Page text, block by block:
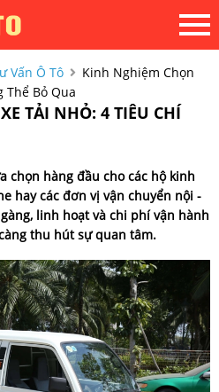
Vấn Ô Tô
Kinh Nghiệm Chọn
Thể Bỏ Qua
TẢI NHỎ: 4 TIÊU CHÍ
chọn hàng đầu cho các hộ kinh
hay các đơn vị vận chuyển nội -
linh hoạt và chi phí vận hành
thu hút sự quan tâm.